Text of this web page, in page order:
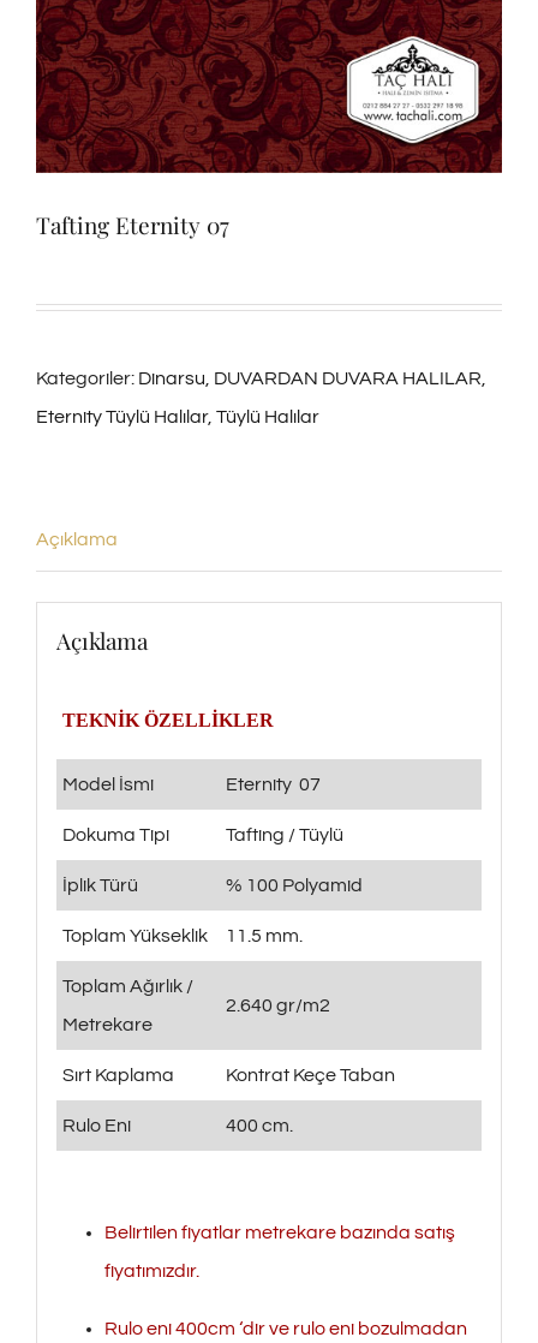
Tafting Eternity 07
Kategoriler: Dinarsu, DUVARDAN DUVARA HALILAR,
Eternity Tüylü Halılar, Tüylü Halılar
Açıklama
Açıklama
TEKNİK ÖZELLİKLER
Model İsmi Eternity 07
Dokuma Tipi Tafting / Tüylü
İplik Türü % 100 Polyamid
Toplam Yükseklik 11.5 mm.
Toplam Ağırlık /
Metrekare
2.640 gr/m2
Sırt Kaplama Kontrat Keçe Taban
Rulo Eni 400 cm.
Belirtilen fiyatlar metrekare bazında satış
fiyatımızdır.
Rulo eni 400cm ‘dir ve rulo eni bozulmadan